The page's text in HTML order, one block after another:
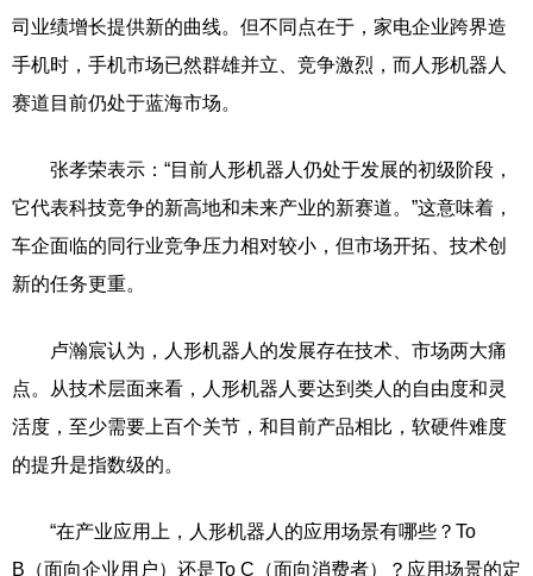
司业绩增长提供新的曲线。但不同点在于，家电企业跨界造
手机时，手机市场已然群雄并立、竞争激烈，而人形机器人
赛道目前仍处于蓝海市场。
张孝荣表示：“目前人形机器人仍处于发展的初级阶段，
它代表科技竞争的新高地和未来产业的新赛道。”这意味着，
车企面临的同行业竞争压力相对较小，但市场开拓、技术创
新的任务更重。
卢瀚宸认为，人形机器人的发展存在技术、市场两大痛
点。从技术层面来看，人形机器人要达到类人的自由度和灵
活度，至少需要上百个关节，和目前产品相比，软硬件难度
的提升是指数级的。
“在产业应用上，人形机器人的应用场景有哪些？To
B（面向企业用户）还是To C（面向消费者）？应用场景的定